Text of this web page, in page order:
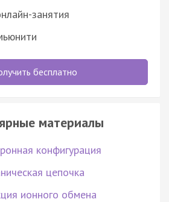
занятия
бесплатно
материалы
конфигурация
цепочка
ионного обмена